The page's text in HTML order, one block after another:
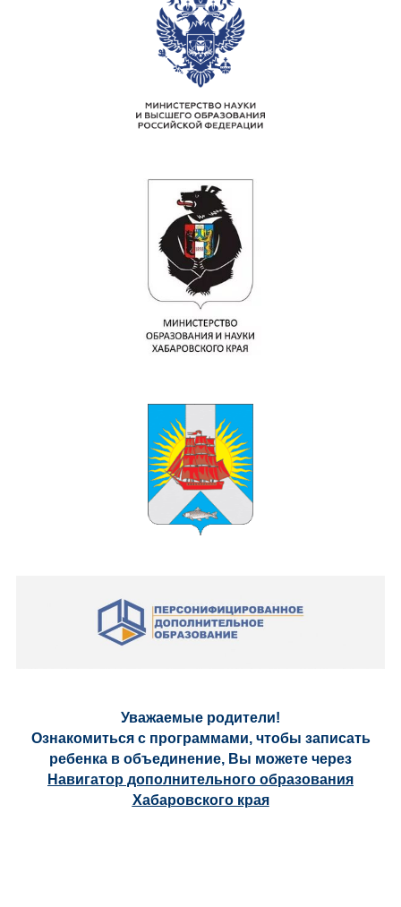
Уважаемые родители!
Ознакомиться с программами, чтобы записать
ребенка в объединение, Вы можете через
Навигатор дополнительного образования
Хабаровского края